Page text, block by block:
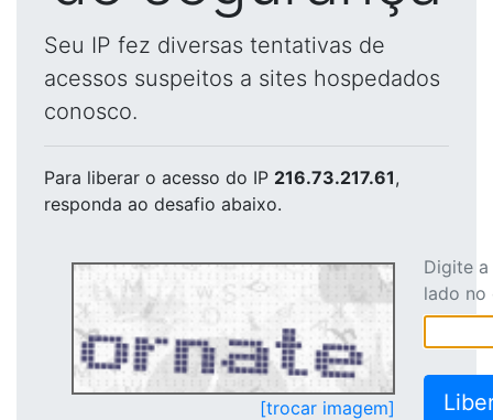
Seu IP fez diversas tentativas de
acessos suspeitos a sites hospedados
conosco.
Para liberar o acesso do IP 216.73.217.61,
responda ao desafio abaixo.
[trocar imagem]
Digite
lado no